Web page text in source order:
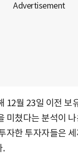
12월 23일 이전 보
미쳤다는 분석이 나
자한 투자자들은
.